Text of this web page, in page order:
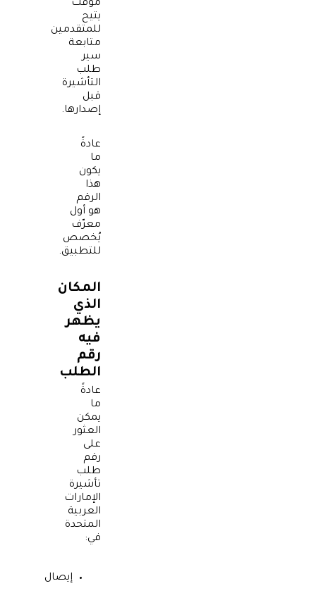
مؤقت
يتيح
للمتقدمين
متابعة
سير
طلب
التأشيرة
قبل
إصدارها.
عادةً
ما
يكون
هذا
الرقم
هو أول
معرّف
يُخصص
للتطبيق.
المكان
الذي
يظهر
فيه
رقم
الطلب
عادةً
ما
يمكن
العثور
على
رقم
طلب
تأشيرة
الإمارات
العربية
المتحدة
في:
إيصال